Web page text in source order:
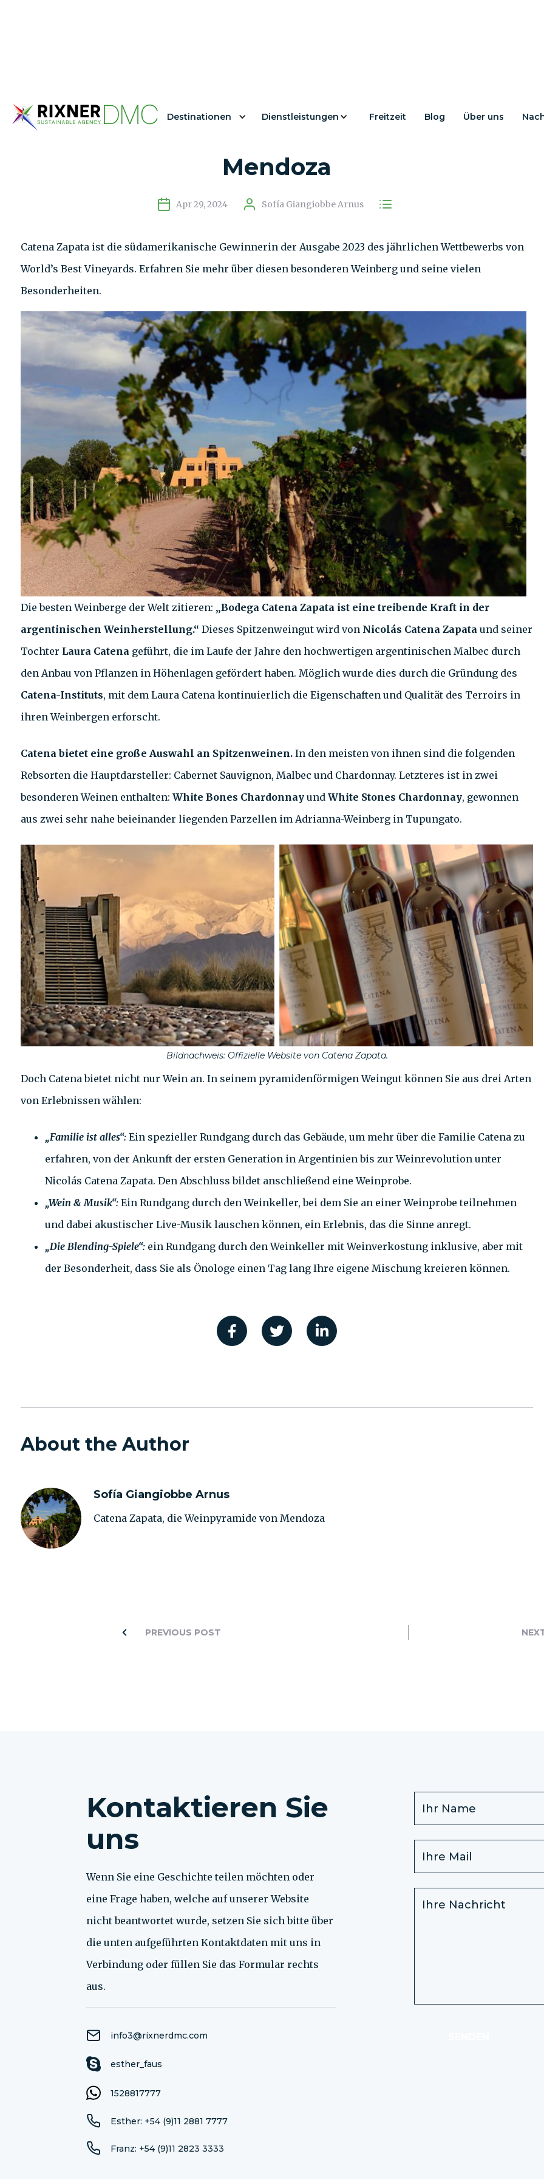
Destinationen Dienstleistungen Freitzeit Blog Über uns
Mendoza
Apr 29, 2024 Sofía Giangiobbe Arnus
Catena Zapata ist die südamerikanische Gewinnerin der Ausgabe 2023 des jährlichen Wettbewerbs von
World’s Best Vineyards. Erfahren Sie mehr über diesen besonderen Weinberg und seine vielen
Besonderheiten.
Die besten Weinberge der Welt zitieren: „Bodega Catena Zapata ist eine treibende Kraft in der
argentinischen Weinherstellung.“ Dieses Spitzenweingut wird von Nicolás Catena Zapata und seiner
Tochter Laura Catena geführt, die im Laufe der Jahre den hochwertigen argentinischen Malbec durch
den Anbau von Pflanzen in Höhenlagen gefördert haben. Möglich wurde dies durch die Gründung des
Catena-Instituts, mit dem Laura Catena kontinuierlich die Eigenschaften und Qualität des Terroirs in
ihren Weinbergen erforscht.
Catena bietet eine große Auswahl an Spitzenweinen. In den meisten von ihnen sind die folgenden
Rebsorten die Hauptdarsteller: Cabernet Sauvignon, Malbec und Chardonnay. Letzteres ist in zwei
besonderen Weinen enthalten: White Bones Chardonnay und White Stones Chardonnay, gewonnen
aus zwei sehr nahe beieinander liegenden Parzellen im Adrianna-Weinberg in Tupungato.
Bildnachweis: Offizielle Website von Catena Zapata.
Doch Catena bietet nicht nur Wein an. In seinem pyramidenförmigen Weingut können Sie aus drei Arten
von Erlebnissen wählen:
„Familie ist alles“: Ein spezieller Rundgang durch das Gebäude, um mehr über die Familie Catena zu
erfahren, von der Ankunft der ersten Generation in Argentinien bis zur Weinrevolution unter
Nicolás Catena Zapata. Den Abschluss bildet anschließend eine Weinprobe.
„Wein & Musik“: Ein Rundgang durch den Weinkeller, bei dem Sie an einer Weinprobe teilnehmen
und dabei akustischer Live-Musik lauschen können, ein Erlebnis, das die Sinne anregt.
„Die Blending-Spiele“: ein Rundgang durch den Weinkeller mit Weinverkostung inklusive, aber mit
der Besonderheit, dass Sie als Önologe einen Tag lang Ihre eigene Mischung kreieren können.
About the Author
Sofía Giangiobbe Arnus
Catena Zapata, die Weinpyramide von Mendoza
PREVIOUS POST
Kontaktieren Sie
uns
Wenn Sie eine Geschichte teilen möchten oder
eine Frage haben, welche auf unserer Website
nicht beantwortet wurde, setzen Sie sich bitte über
die unten aufgeführten Kontaktdaten mit uns in
Verbindung oder füllen Sie das Formular rechts
aus.
info3@rixnerdmc.com
esther_faus
1528817777
Esther: +54 (9)11 2881 7777
Franz: +54 (9)11 2823 3333